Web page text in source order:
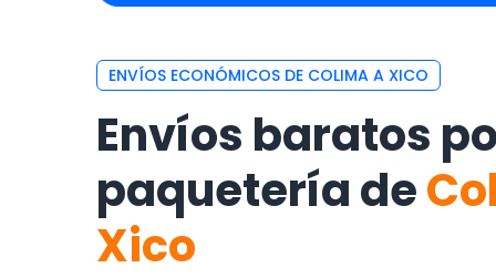
ENVÍOS ECONÓMICOS DE COLIMA A XICO
Envíos baratos
paquetería de
Xico